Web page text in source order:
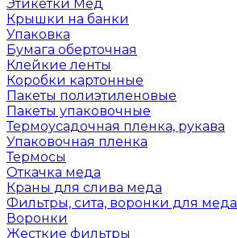
Этикетки Мёд
Крышки на банки
Упаковка
Бумага оберточная
Клейкие ленты
Коробки картонные
Пакеты полиэтиленовые
Пакеты упаковочные
Термоусадочная пленка, рукава
Упаковочная пленка
Термосы
Откачка меда
Краны для слива меда
Фильтры, сита, воронки для меда
Воронки
Жесткие фильтры